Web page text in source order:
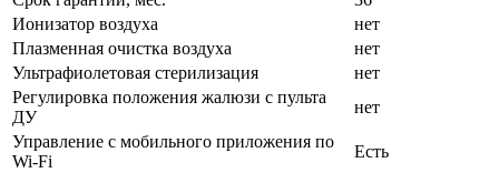
Ионизатор воздуха
нет
Плазменная очистка воздуха
нет
Ультрафиолетовая стерилизация
нет
Регулировка положения жалюзи с пульта
ДУ
нет
Управление c мобильного приложения по
Wi-Fi
Есть